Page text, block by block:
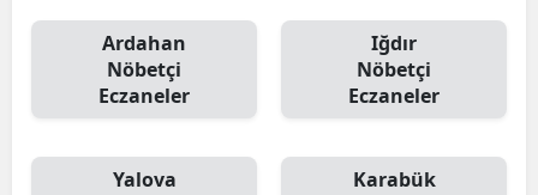
Ardahan
Nöbetçi
Eczaneler
Iğdır
Nöbetçi
Eczaneler
Yalova
Karabük